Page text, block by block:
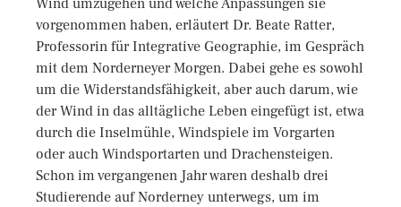
Wind umzugehen und welche Anpassungen sie
vorgenommen haben, erläutert Dr. Beate Ratter,
Professorin für Integrative Geographie, im Gespräch
mit dem Norderneyer Morgen. Dabei gehe es sowohl
um die Widerstandsfähigkeit, aber auch darum, wie
der Wind in das alltägliche Leben eingefügt ist, etwa
durch die Inselmühle, Windspiele im Vorgarten
oder auch Windsportarten und Drachensteigen.
Schon im vergangenen Jahr waren deshalb drei
Studierende auf Norderney unterwegs, um im